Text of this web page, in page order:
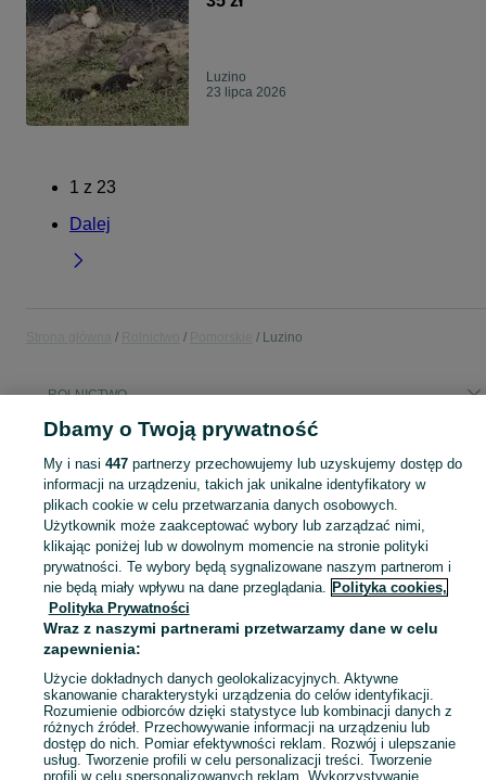
Luzino
23 lipca 2026
1 z 23
Dalej
Luzino
ROLNICTWO
Sprzedaż artykułów rolniczych Luzino ▶️ maszyny rolnicze, produkty rolne i inne ✅ Nowe i używane w dobrych cenach ✌ Znajdź oferty na OLX.pl!
Mapa kategorii
Mapa miejscowości
Mapa ministron
Popularne wyszukiwania
Dbamy o Twoją prywatność
My i nasi 447partnerzy przechowujemy lub uzyskujemy dostęp do
informacji na urządzeniu, takich jak unikalne identyfikatory w
plikach cookie w celu przetwarzania danych osobowych.
Użytkownik może zaakceptować wybory lub zarządzać nimi,
klikając poniżej lub w dowolnym momencie na stronie polityki
prywatności. Te wybory będą sygnalizowane naszym partnerom i
nie będą miały wpływu na dane przeglądania. Polityka cookies,
Polityka Prywatności
Wraz z naszymi partnerami przetwarzamy dane w celu
zapewnienia:
Użycie dokładnych danych geolokalizacyjnych. Aktywne
skanowanie charakterystyki urządzenia do celów identyfikacji.
Rozumienie odbiorców dzięki statystyce lub kombinacji danych z
różnych źródeł. Przechowywanie informacji na urządzeniu lub
dostęp do nich. Pomiar efektywności reklam. Rozwój i ulepszanie
usług. Tworzenie profili w celu personalizacji treści. Tworzenie
profili w celu spersonalizowanych reklam. Wykorzystywanie